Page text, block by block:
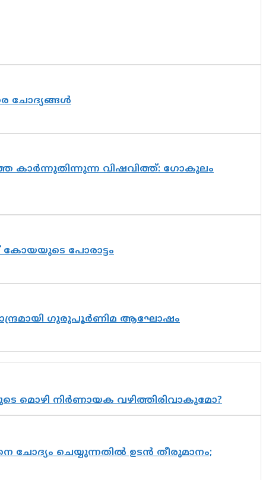
ചോദ്യങ്ങൾ
കാർന്നുതിന്നുന്ന വിഷവിത്ത്: ഗോകുലം
കോയയുടെ പോരാട്ടം
ഗുരുപൂർണിമ ആഘോഷം
മൊഴി നിർണായക വഴിത്തിരിവാകുമോ?
ചെയ്യുന്നതിൽ ഉടൻ തീരുമാനം;